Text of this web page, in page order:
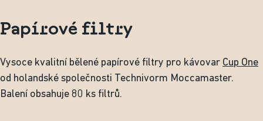
Papírové filtry
Vysoce kvalitní bělené papírové filtry pro kávovar Cup One
od holandské společnosti Technivorm Moccamaster.
Balení obsahuje 80 ks filtrů.